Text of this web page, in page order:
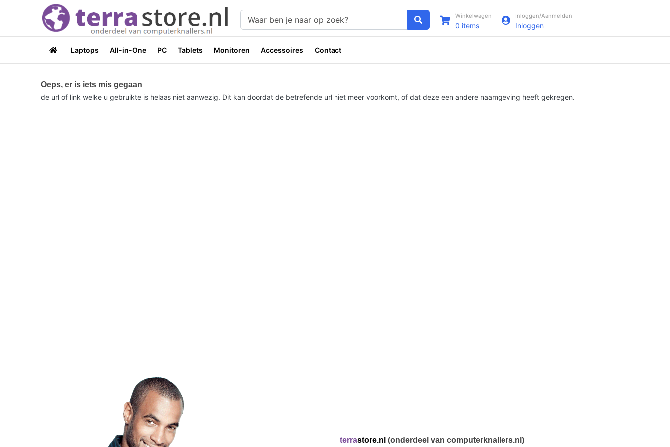
Winkelwagen
0 items
Inloggen/Aanmelden
Inloggen
Laptops All-in-One PC Tablets Monitoren Accessoires Contact
Oeps, er is iets mis gegaan
de url of link welke u gebruikte is helaas niet aanwezig. Dit kan doordat de betrefende url niet meer voorkomt, of dat deze een andere naamgeving heeft gekregen.
terrastore.nl (onderdeel van computerknallers.nl)